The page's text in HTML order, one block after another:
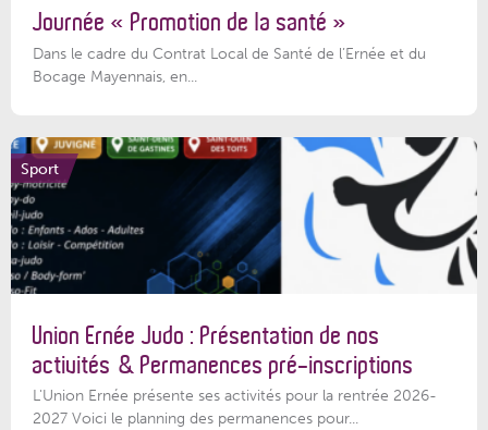
Journée « Promotion de la santé »
Dans le cadre du Contrat Local de Santé de l’Ernée et du
Bocage Mayennais, en...
Sport
Union Ernée Judo : Présentation de nos
activités & Permanences pré-inscriptions
L'Union Ernée présente ses activités pour la rentrée 2026-
2027 Voici le planning des permanences pour...